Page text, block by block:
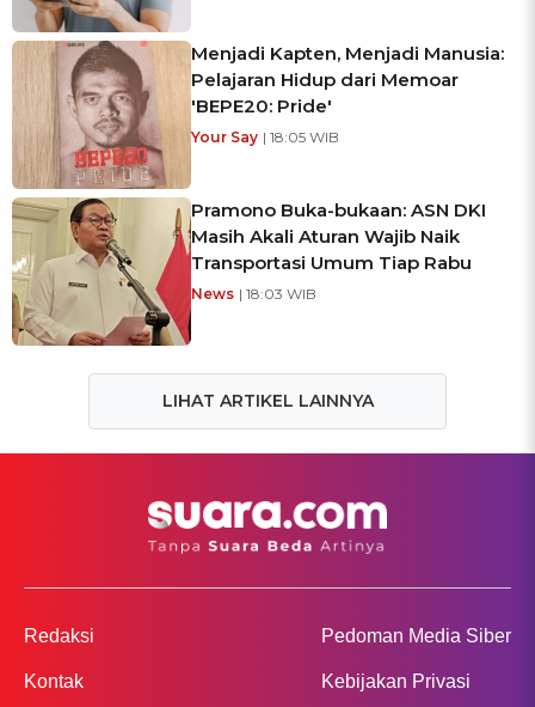
Menjadi Kapten, Menjadi Manusia:
Pelajaran Hidup dari Memoar
'BEPE20: Pride'
Your Say | 18:05 WIB
Pramono Buka-bukaan: ASN DKI
Masih Akali Aturan Wajib Naik
Transportasi Umum Tiap Rabu
News | 18:03 WIB
LIHAT ARTIKEL LAINNYA
Redaksi
Kontak
Pedoman Media Siber
Kebijakan Privasi